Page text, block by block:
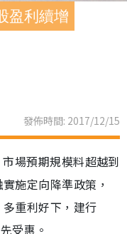
盈利續增
發佈時間: 2017/12/15
場預期規模料超越到
施定向降準政策，
重利好下，建行
受惠。